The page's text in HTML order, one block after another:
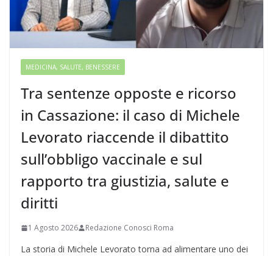
MEDICINA, SALUTE, BENESSERE
Tra sentenze opposte e ricorso
in Cassazione: il caso di Michele
Levorato riaccende il dibattito
sull’obbligo vaccinale e sul
rapporto tra giustizia, salute e
diritti
1 Agosto 2026 Redazione Conosci Roma
La storia di Michele Levorato torna ad alimentare uno dei